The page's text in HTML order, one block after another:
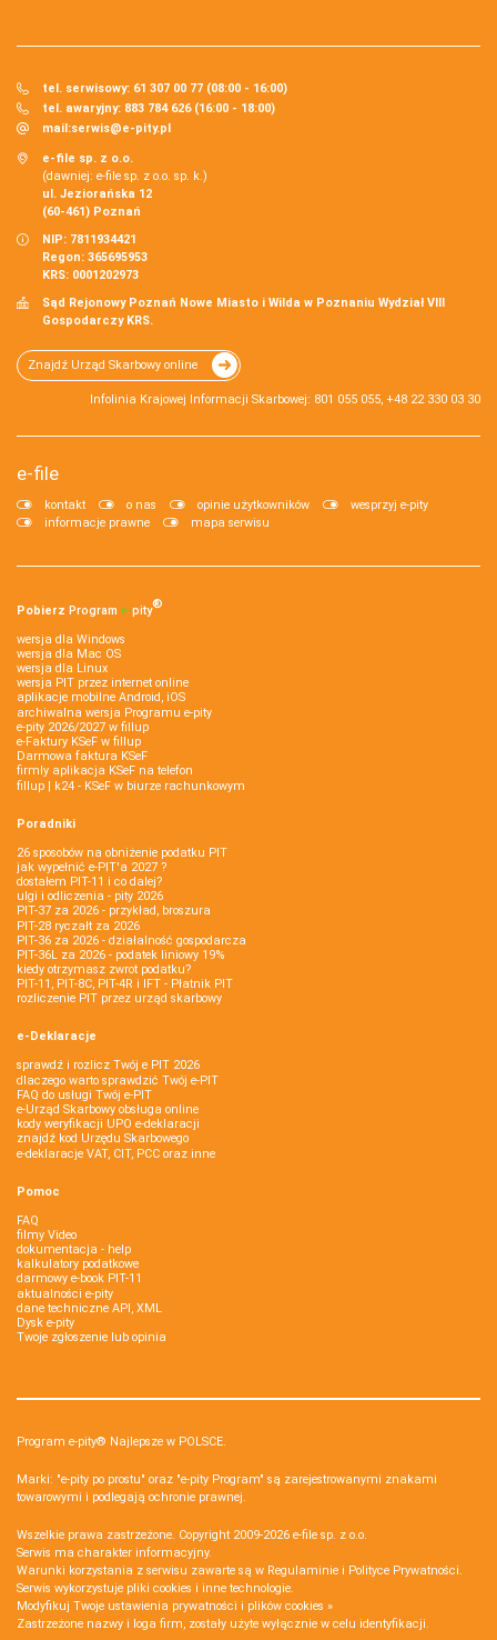
tel. serwisowy: 61 307 00 77 (08:00 - 16:00)
tel. awaryjny: 883 784 626 (16:00 - 18:00)
mail:serwis@e-pity.pl
e-file sp. z o.o.
(dawniej: e-file sp. z o.o. sp. k.)
ul. Jeziorańska 12
(60-461) Poznań
NIP: 7811934421
Regon: 365695953
KRS: 0001202973
Sąd Rejonowy Poznań Nowe Miasto i Wilda w Poznaniu Wydział VIII
Gospodarczy KRS.
Znajdź Urząd Skarbowy online
Infolinia Krajowej Informacji Skarbowej: 801 055 055, +48 22 330 03 30
e-file
kontakt o nas opinie użytkowników
wesprzyj e-pity
informacje prawne
mapa serwisu
Pobierz Program e‑pity®
wersja dla Windows
wersja dla Mac OS
wersja dla Linux
wersja PIT przez internet online
aplikacje mobilne Android, iOS
archiwalna wersja Programu e-pity
e-pity 2026/2027 w fillup
e‑Faktury KSeF w fillup
Darmowa faktura KSeF
firmly aplikacja KSeF na telefon
fillup | k24 - KSeF w biurze rachunkowym
Poradniki
26 sposobów na obniżenie podatku PIT
jak wypełnić e-PIT'a 2027 ?
dostałem PIT-11 i co dalej?
ulgi i odliczenia - pity 2026
PIT-37 za 2026 - przykład, broszura
PIT-28 ryczałt za 2026
PIT-36 za 2026 - działalność gospodarcza
PIT-36L za 2026 - podatek liniowy 19%
kiedy otrzymasz zwrot podatku?
PIT-11, PIT-8C, PIT-4R i IFT - Płatnik PIT
rozliczenie PIT przez urząd skarbowy
e-Deklaracje
sprawdź i rozlicz Twój e PIT 2026
dlaczego warto sprawdzić Twój e-PIT
FAQ do usługi Twój e-PIT
e-Urząd Skarbowy obsługa online
kody weryfikacji UPO e-deklaracji
znajdź kod Urzędu Skarbowego
e-deklaracje VAT, CIT, PCC oraz inne
Pomoc
FAQ
filmy Video
dokumentacja - help
kalkulatory podatkowe
darmowy e-book PIT-11
aktualności e-pity
dane techniczne API, XML
Dysk e-pity
Twoje zgłoszenie lub opinia
Program e-pity® Najlepsze w POLSCE.
Marki: "e-pity po prostu" oraz "e-pity Program" są zarejestrowanymi znakami
towarowymi i podlegają ochronie prawnej.
Wszelkie prawa zastrzeżone. Copyright 2009-2026 e-file sp. z o.o.
Serwis ma charakter informacyjny.
Warunki korzystania z serwisu zawarte są w Regulaminie i Polityce Prywatności.
Serwis wykorzystuje pliki cookies i inne technologie.
Modyfikuj Twoje ustawienia prywatności i plików cookies »
Zastrzeżone nazwy i loga firm, zostały użyte wyłącznie w celu identyfikacji.